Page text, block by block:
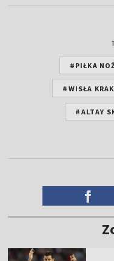
#PIŁKA
#WISŁA
#ALTAY